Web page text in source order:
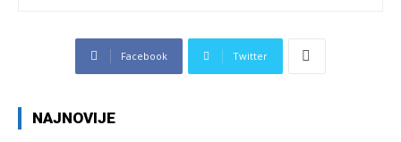
Facebook Twitter
NAJNOVIJE